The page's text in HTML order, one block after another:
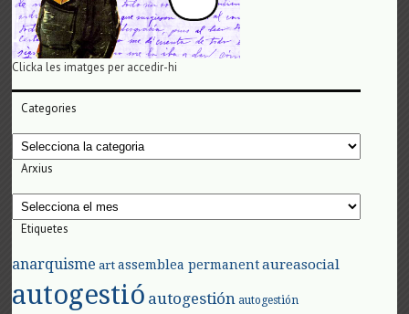
Clicka les imatges per accedir-hi
Categories
Categories
Arxius
Arxius
Etiquetes
anarquisme art assemblea permanent aureasocial
autogestió autogestión autogestión